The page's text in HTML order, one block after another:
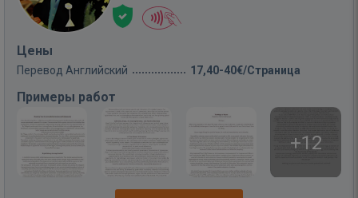
Цены
Перевод Английский 17,40-40€/Страница
Примеры работ
+12